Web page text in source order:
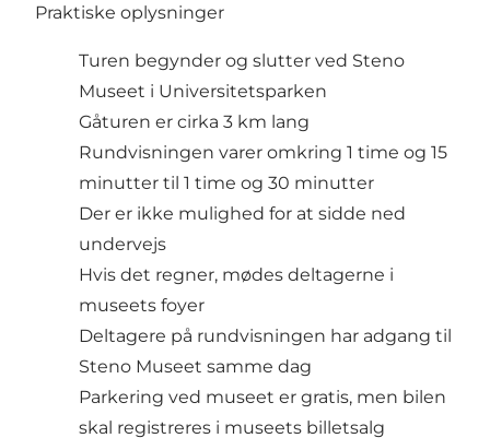
Praktiske oplysninger
Turen begynder og slutter ved Steno
Museet i Universitetsparken
Gåturen er cirka 3 km lang
Rundvisningen varer omkring 1 time og 15
minutter til 1 time og 30 minutter
Der er ikke mulighed for at sidde ned
undervejs
Hvis det regner, mødes deltagerne i
museets foyer
Deltagere på rundvisningen har adgang til
Steno Museet samme dag
Parkering ved museet er gratis, men bilen
skal registreres i museets billetsalg